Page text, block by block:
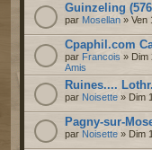
Guinzeling
par Mosellan » Ven
Cpaphil.com
par Francois » Dim
Amis
Ruines....
par Noisette » Dim
Pagny-sur-
par Noisette » Dim